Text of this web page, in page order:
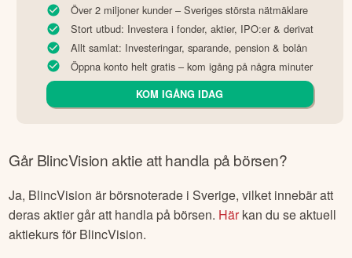
Över 2 miljoner kunder – Sveriges största nätmäklare
Stort utbud: Investera i fonder, aktier, IPO:er & derivat
Allt samlat: Investeringar, sparande, pension & bolån
Öppna konto helt gratis – kom igång på några minuter
KOM IGÅNG IDAG
GårBlincVisionaktie att handla på börsen?
Ja, BlincVision är börsnoterade i Sverige, vilket innebär att
deras aktier går att handla på börsen. Härkan du se aktuell
aktiekurs för BlincVision.